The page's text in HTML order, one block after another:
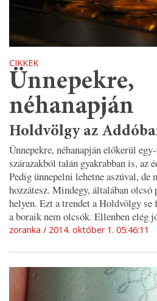
CIKKEK
Ünnepekre,
néhanapján
Holdvölgy az
Ünnepekre, néhanapján előkerül
szárazakból talán gyakrabban is, az
Pedig ünnepelni lehetne aszúval, de
hozzátesz. Mindegy, általában olcsó
helyen. Ezt a trendet a Holdvölgy
a boraik nem olcsók. Ellenben elég
zoranka 2014. október 1. 05:46:11